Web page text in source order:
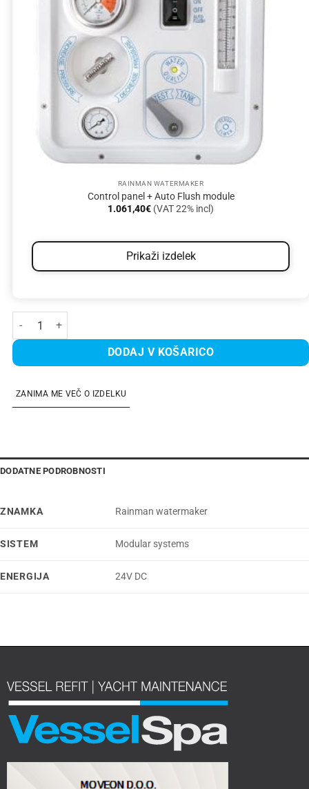
RAINMAN WATERMAKER
Control panel + Auto Flush module
1.061,40€ (VAT 22% incl)
Prikaži izdelek
Modular 24V DC 55 količina
DODAJ V KOŠARICO
ZANIMA ME VEČ O IZDELKU
DODATNE PODROBNOSTI
ZNAMKA Rainman watermaker
SISTEM Modular systems
ENERGIJA 24V DC